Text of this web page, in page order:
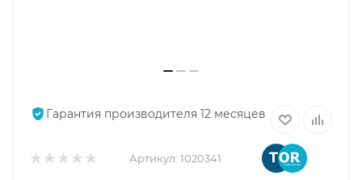
Гарантия производителя 12 месяцев
Артикул: 1020341